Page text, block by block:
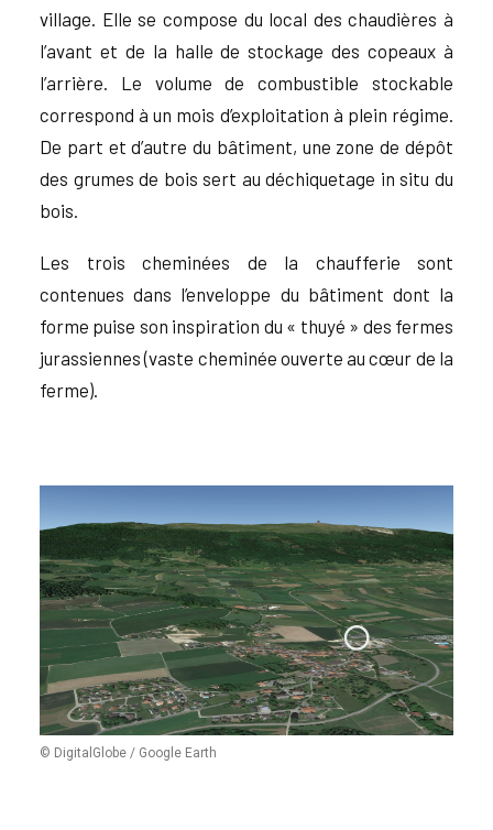
village. Elle se compose du local des chaudières à
l’avant et de la halle de stockage des copeaux à
l’arrière. Le volume de combustible stockable
correspond à un mois d’exploitation à plein régime.
De part et d’autre du bâtiment, une zone de dépôt
des grumes de bois sert au déchiquetage in situ du
bois.
Les trois cheminées de la chaufferie sont
contenues dans l’enveloppe du bâtiment dont la
forme puise son inspiration du « thuyé » des fermes
jurassiennes (vaste cheminée ouverte au cœur de la
ferme).
© DigitalGlobe / Google Earth